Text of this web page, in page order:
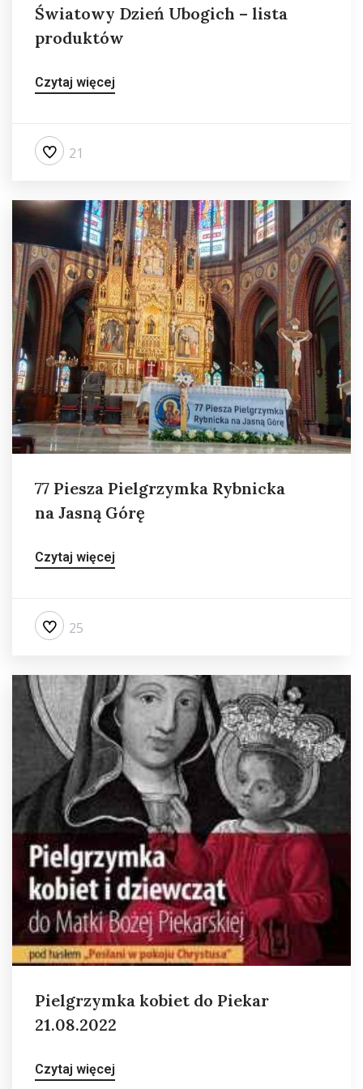
Światowy Dzień Ubogich – lista
produktów
Czytaj więcej
21
77 Piesza Pielgrzymka Rybnicka
na Jasną Górę
Czytaj więcej
25
Pielgrzymka kobiet do Piekar
21.08.2022
Czytaj więcej